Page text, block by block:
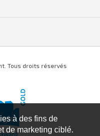
Tous droits réservés
à des fins de
de marketing ciblé.